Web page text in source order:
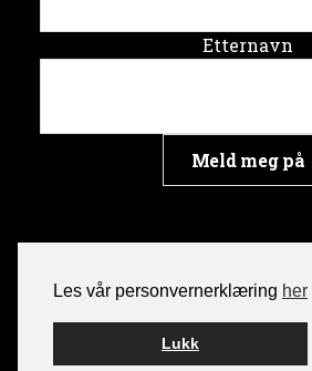
Les vår personvernerklæring her
Lukk
Etternavn
Bygget på WordPress av
samarbeid med